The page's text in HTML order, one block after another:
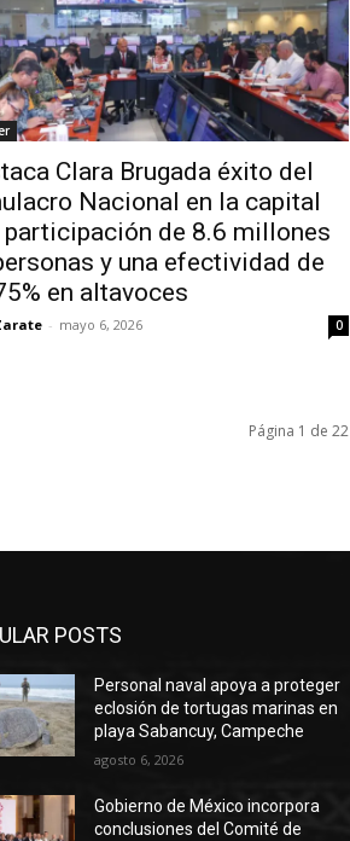
Clara Brugada éxito del
Nacional en la capital
participación de 8.6 millones
y una efectividad de
en altavoces
- mayo 6, 2026 0
Página 1 de 22
POSTS
Personal naval apoya a proteger
eclosión de tortugas marinas en
playa Sabancuy, Campeche
agosto 6, 2026
Gobierno de México incorpora
conclusiones del Comité de